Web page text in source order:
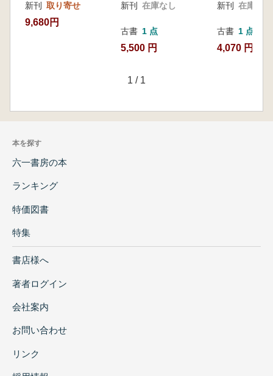
新刊 取り寄せ
9,680円
新刊 在庫なし
古書 1 点
5,500 円
新刊 在庫なし
古書 1 点
4,070 円
1 / 1
本を探す
六一書房の本
ランキング
特価図書
特集
書店様へ
著者ログイン
会社案内
お問い合わせ
リンク